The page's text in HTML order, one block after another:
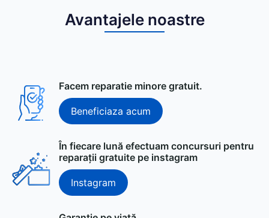
Avantajele noastre
Facem reparatie minore gratuit.
Beneficiaza acum
În fiecare lună efectuam concursuri pentru
reparații gratuite pe instagram
Instagram